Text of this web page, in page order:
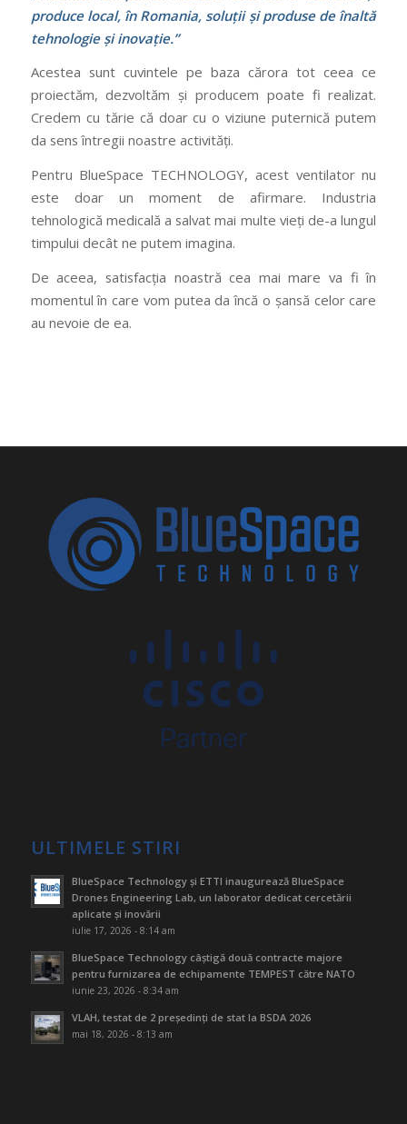
produce local, în Romania, soluții și produse de înaltă
tehnologie și inovație.”
Acestea sunt cuvintele pe baza cărora tot ceea ce
proiectăm, dezvoltăm și producem poate fi realizat.
Credem cu tărie că doar cu o viziune puternică putem
da sens întregii noastre activități.
Pentru BlueSpace TECHNOLOGY, acest ventilator nu
este doar un moment de afirmare. Industria
tehnologică medicală a salvat mai multe vieți de-a lungul
timpului decât ne putem imagina.
De aceea, satisfacția noastră cea mai mare va fi în
momentul în care vom putea da încă o șansă celor care
au nevoie de ea.
ULTIMELE STIRI
BlueSpace Technology și ETTI inaugurează BlueSpace
Drones Engineering Lab, un laborator dedicat cercetării
aplicate și inovării
iulie 17, 2026 - 8:14 am
BlueSpace Technology câștigă două contracte majore
pentru furnizarea de echipamente TEMPEST către NATO
iunie 23, 2026 - 8:34 am
VLAH, testat de 2 președinți de stat la BSDA 2026
mai 18, 2026 - 8:13 am